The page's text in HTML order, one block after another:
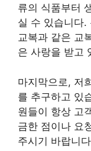
류의 식품부터
실 수 있습니다.
교복과 같은 교
은 사랑을 받고
마지막으로, 저
를 추구하고 있
원들이 항상 고
금한 점이나 요
주시기 바랍니